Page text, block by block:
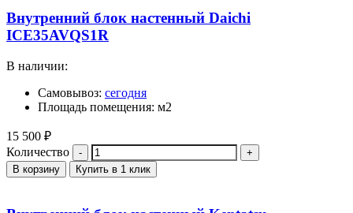
Внутренний блок настенный Daichi
ICE35AVQS1R
В наличии:
Самовывоз: сегодня
Площадь помещения: м2
15 500 ₽
Количество
В корзину Купить в 1 клик